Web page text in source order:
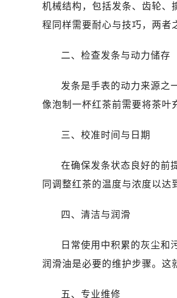
机械结构，包括发条、齿轮、
程同样需要耐心与技巧，两者
二、检查发条与动力储存
发条是手表的动力来源之
像泡制一杯红茶前需要将茶叶
三、校准时间与日期
在确保发条状态良好的前
同调整红茶的温度与浓度以达
四、清洁与润滑
日常使用中积累的灰尘和
润滑油是必要的维护步骤。这
五、专业维修